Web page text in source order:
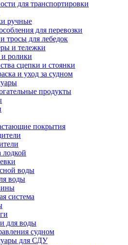
для транспортировки
ручные
для перевозки
тросы для лебедок
и тележки
ролики
сцепки и стоянки
и уход за судном
продукты
покрытия
лодкой
воды
воды
система
для воды
судном
для СДУ